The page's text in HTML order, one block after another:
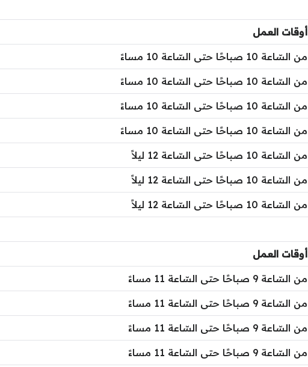
أوقات العمل
من السّاعة 10 صباحًا حتى السّاعة 10 مساءً
من السّاعة 10 صباحًا حتى السّاعة 10 مساءً
من السّاعة 10 صباحًا حتى السّاعة 10 مساءً
من السّاعة 10 صباحًا حتى السّاعة 10 مساءً
من السّاعة 10 صباحًا حتى السّاعة 12 ليلاً
من السّاعة 10 صباحًا حتى السّاعة 12 ليلاً
من السّاعة 10 صباحًا حتى السّاعة 12 ليلاً
أوقات العمل
من السّاعة 9 صباحًا حتى السّاعة 11 مساءً
من السّاعة 9 صباحًا حتى السّاعة 11 مساءً
من السّاعة 9 صباحًا حتى السّاعة 11 مساءً
من السّاعة 9 صباحًا حتى السّاعة 11 مساءً